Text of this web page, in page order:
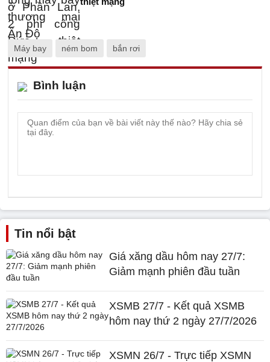
Máy bay ném bom bắn rơi
Bình luận
Tin nổi bật
Giá xăng dầu hôm nay 27/7:
Giảm mạnh phiên đầu tuần
XSMB 27/7 - Kết quả XSMB
hôm nay thứ 2 ngày 27/7/2026
XSMN 26/7 - Trực tiếp XSMN